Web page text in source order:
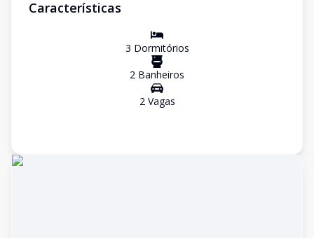
Características
3 Dormitórios
2 Banheiros
2Vagas